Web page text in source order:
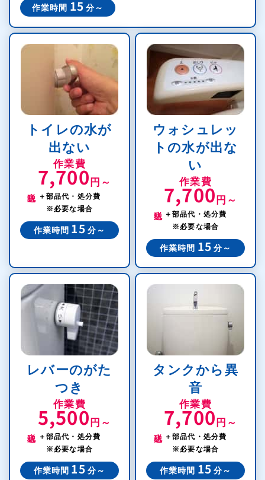
作業時間 15 分～
トイレの水が
出ない
作業費
7,700 円～
＋部品代・処分費
※必要な場合
作業時間 15 分～
ウォシュレッ
トの水が出な
い
作業費
7,700 円～
＋部品代・処分費
※必要な場合
作業時間 15 分～
レバーのがた
つき
作業費
5,500 円～
＋部品代・処分費
※必要な場合
作業時間 15 分～
タンクから異
音
作業費
7,700 円～
＋部品代・処分費
※必要な場合
作業時間 15 分～